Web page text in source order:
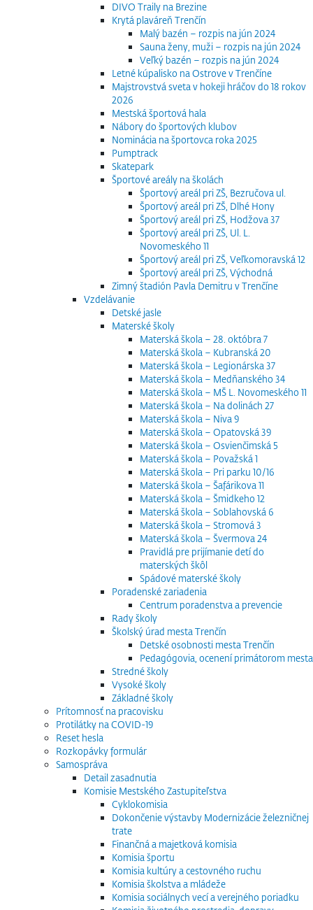
DIVO Traily na Brezine
Krytá plaváreň Trenčín
Malý bazén – rozpis na jún 2024
Sauna ženy, muži – rozpis na jún 2024
Veľký bazén – rozpis na jún 2024
Letné kúpalisko na Ostrove v Trenčíne
Majstrovstvá sveta v hokeji hráčov do 18 rokov
2026
Mestská športová hala
Nábory do športových klubov
Nominácia na športovca roka 2025
Pumptrack
Skatepark
Športové areály na školách
Športový areál pri ZŠ, Bezručova ul.
Športový areál pri ZŠ, Dlhé Hony
Športový areál pri ZŠ, Hodžova 37
Športový areál pri ZŠ, Ul. L.
Novomeského 11
Športový areál pri ZŠ, Veľkomoravská 12
Športový areál pri ZŠ, Východná
Zimný štadión Pavla Demitru v Trenčíne
Vzdelávanie
Detské jasle
Materské školy
Materská škola – 28. októbra 7
Materská škola – Kubranská 20
Materská škola – Legionárska 37
Materská škola – Medňanského 34
Materská škola – MŠ L. Novomeského 11
Materská škola – Na dolinách 27
Materská škola – Niva 9
Materská škola – Opatovská 39
Materská škola – Osvienčimská 5
Materská škola – Považská 1
Materská škola – Pri parku 10/16
Materská škola – Šafárikova 11
Materská škola – Šmidkeho 12
Materská škola – Soblahovská 6
Materská škola – Stromová 3
Materská škola – Švermova 24
Pravidlá pre prijímanie detí do
materských škôl
Spádové materské školy
Poradenské zariadenia
Centrum poradenstva a prevencie
Rady školy
Školský úrad mesta Trenčín
Detské osobnosti mesta Trenčín
Pedagógovia, ocenení primátorom mesta
Stredné školy
Vysoké školy
Základné školy
Prítomnosť na pracovisku
Protilátky na COVID-19
Reset hesla
Rozkopávky formulár
Samospráva
Detail zasadnutia
Komisie Mestského Zastupiteľstva
Cyklokomisia
Dokončenie výstavby Modernizácie železničnej
trate
Finančná a majetková komisia
Komisia športu
Komisia kultúry a cestovného ruchu
Komisia školstva a mládeže
Komisia sociálnych vecí a verejného poriadku